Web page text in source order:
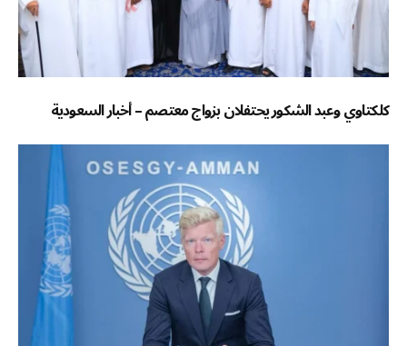
كلكتاوي وعبد الشكور يحتفلان بزواج معتصم – أخبار السعودية